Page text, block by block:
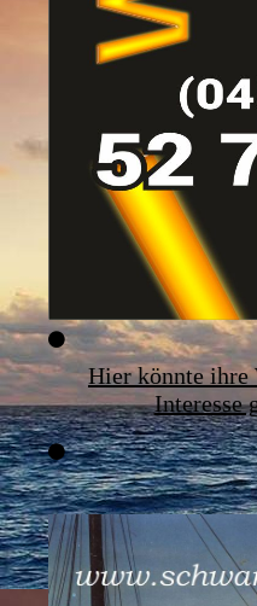
Hier könnte ihre
Interesse